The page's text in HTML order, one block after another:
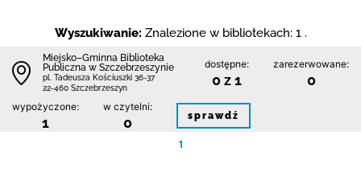
Wyszukiwanie: Znalezione w bibliotekach: 1 .
Miejsko–Gminna Biblioteka
Publiczna w Szczebrzeszynie
pl. Tadeusza Kościuszki 36-37
22-460 Szczebrzeszyn
dostępne:
0 z 1
zarezerwowane:
0
wypożyczone:
1
w czytelni:
0 sprawdź
1